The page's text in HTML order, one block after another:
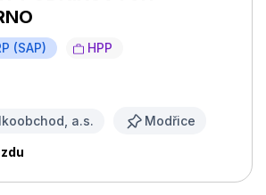
(SAP) HPP
a.s. Modřice